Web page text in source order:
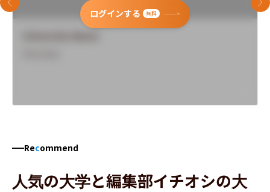
ログインする 無料
前のスライド 次
Recommend
人気の大学と編集部イチオシの大